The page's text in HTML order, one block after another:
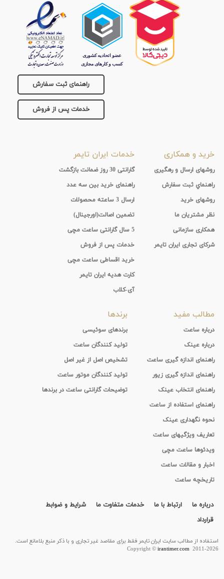
راهنمای ثبت سفارش
خدمات پس از فروش
خرید و همکاری
روشهای ارسال و رهگیری
راهنماي ثبت سفارش
روشهای خرید
نظر مشتریان ما
همکاری سازمانی
شرکای تجاری ایران تایمر
خدمات ایران تایمر
گارانتی 30 روز ضمانت بازگشت
راهنمای خرید بین سه عدد
ارسال 3 ساعته محصولات
تضمین اصالت(اورجینال)
5 سال گارانتی ساعت مچی
خدمات پس از فروش
خرید اقساطی ساعت مچی
کارت هدیه ایران تایمر
آی-کلاب
مطالب مفید
درباره ساعت
درباره عینک
راهنمای اندازه گیری ساعت
راهنمای اندازه گیری زیور
راهنمای انتخاب عینک
راهنمای استفاده از ساعت
نحوه نگهداری عینک
تعاریف ویژگیهای ساعت
ویدئوها ساعت مچی
اخبار و مقالات ساعت
تاریخچه ساعت
برندها
برندهای سوئیسی
تولید کنندگان ساعت
تشخیص اصل از غیر اصل
تولید کنندگان موتور ساعت
توضیحات گارانتی ساعت در برندها
درباره ما ارتباط با ما خدمات متفاوت ما
شرایط و ضوابط
قرارداد
استفاده از مطالب سايت ایران تایمر فقط برای مقاصد غیر تجاری و با ذکر منبع بلامانع است.
Copyright ©irantimer.com2011-2026